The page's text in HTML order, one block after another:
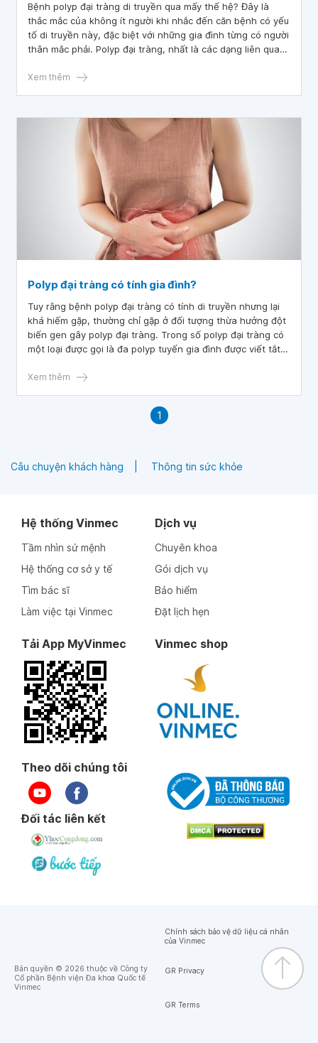
Bệnh polyp đại tràng di truyền qua mấy thế hệ? Đây là
thắc mắc của không ít người khi nhắc đến căn bệnh có yếu
tố di truyền này, đặc biệt với những gia đình từng có người
thân mắc phải. Polyp đại tràng, nhất là các dạng liên quan
không chỉ tiềm ẩn nguy cơ ung thư mà còn khiến nhiều
Xem thêm
Polyp đại tràng có tính gia đình?
Tuy rằng bệnh polyp đại tràng có tính di truyền nhưng lại
khá hiếm gặp, thường chỉ gặp ở đối tượng thừa hưởng đột
biến gen gây polyp đại tràng. Trong số polyp đại tràng có
một loại được gọi là đa polyp tuyến gia đình được viết tắt
Xem thêm
1
Câu chuyện khách hàng Thông tin sức khỏe
Hệ thống Vinmec
Tầm nhìn sứ mệnh
Hệ thống cơ sở y tế
Tìm bác sĩ
Làm việc tại Vinmec
Dịch vụ
Chuyên khoa
Gói dịch vụ
Bảo hiểm
Đặt lịch hẹn
Tải App MyVinmec Vinmec shop
Theo dõi chúng tôi
Đối tác liên kết
Bản quyền © 2026 thuộc về Công ty
Cổ phần Bệnh viện Đa khoa Quốc tế
Vinmec
Chính sách bảo vệ dữ liệu cá nhân
của Vinmec
GR Privacy
GR Terms